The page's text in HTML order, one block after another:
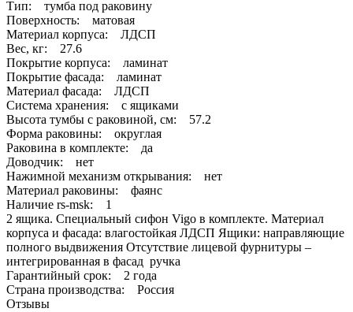
Тип: тумба под раковину
Поверхность: матовая
Материал корпуса: ЛДСП
Вес, кг: 27.6
Покрытие корпуса: ламинат
Покрытие фасада: ламинат
Материал фасада: ЛДСП
Система хранения: с ящиками
Высота тумбы с раковиной, см: 57.2
Форма раковины: округлая
Раковина в комплекте: да
Доводчик: нет
Нажимной механизм открывания: нет
Материал раковины: фаянс
Наличие rs-msk: 1
2 ящика. Специальный сифон Vigo в комплекте. Материал
корпуса и фасада: влагостойкая ЛДСП Ящики: направляющие
полного выдвижения Отсутствие лицевой фурнитуры –
интегрированная в фасад ручка
Гарантийный срок: 2 года
Страна производства: Россия
Отзывы